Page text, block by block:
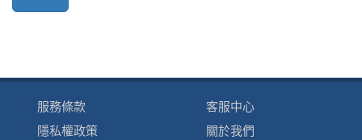
服務條款
隱私權政策
客服中心
關於我們